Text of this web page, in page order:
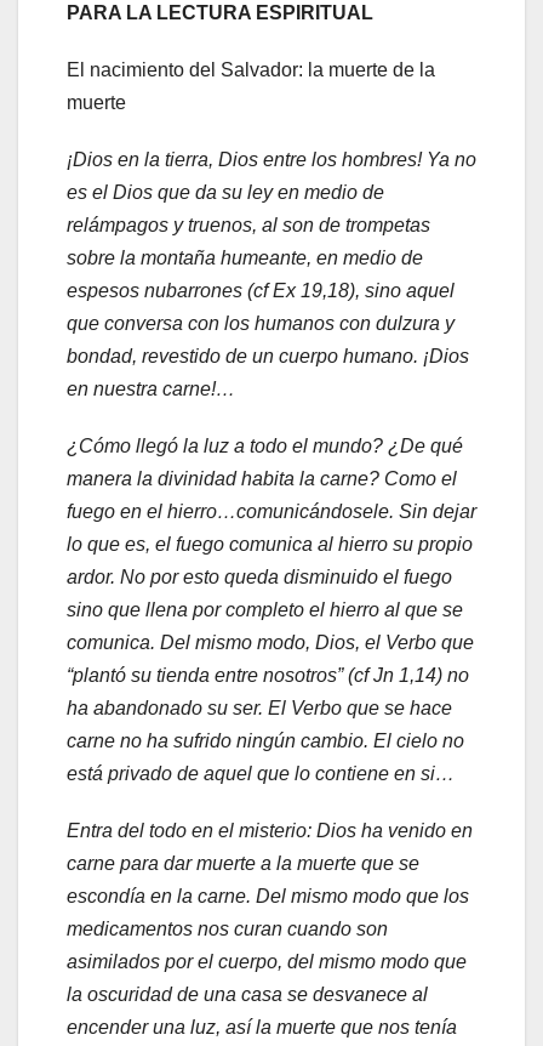
PARA LA LECTURA ESPIRITUAL
El nacimiento del Salvador: la muerte de la
muerte
¡Dios en la tierra, Dios entre los hombres! Ya no
es el Dios que da su ley en medio de
relámpagos y truenos, al son de trompetas
sobre la montaña humeante, en medio de
espesos nubarrones (cf Ex 19,18), sino aquel
que conversa con los humanos con dulzura y
bondad, revestido de un cuerpo humano. ¡Dios
en nuestra carne!…
¿Cómo llegó la luz a todo el mundo? ¿De qué
manera la divinidad habita la carne? Como el
fuego en el hierro…comunicándosele. Sin dejar
lo que es, el fuego comunica al hierro su propio
ardor. No por esto queda disminuido el fuego
sino que llena por completo el hierro al que se
comunica. Del mismo modo, Dios, el Verbo que
“plantó su tienda entre nosotros” (cf Jn 1,14) no
ha abandonado su ser. El Verbo que se hace
carne no ha sufrido ningún cambio. El cielo no
está privado de aquel que lo contiene en si…
Entra del todo en el misterio: Dios ha venido en
carne para dar muerte a la muerte que se
escondía en la carne. Del mismo modo que los
medicamentos nos curan cuando son
asimilados por el cuerpo, del mismo modo que
la oscuridad de una casa se desvanece al
encender una luz, así la muerte que nos tenía